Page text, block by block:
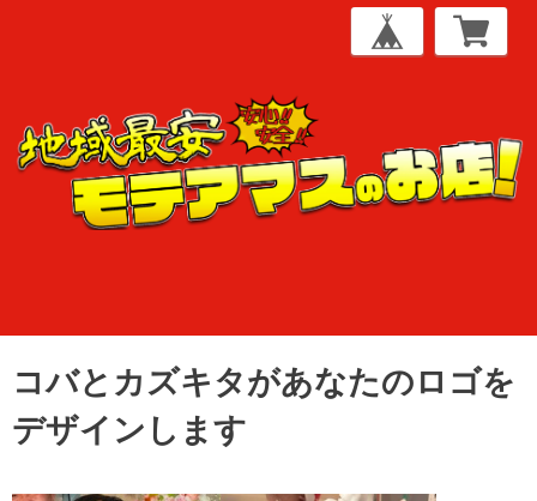
コバとカズキタがあなたのロゴを
デザインします